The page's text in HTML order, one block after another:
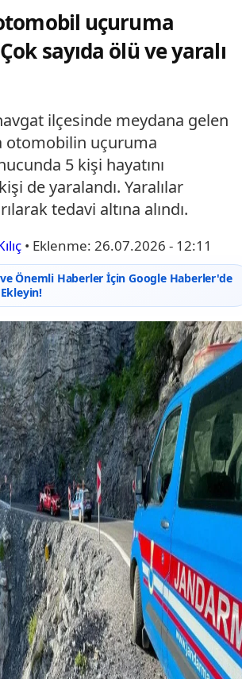
uçuruma
sayıda ölü ve yaralı
ilçesinde meydana gelen
otomobilin uçuruma
5 kişi hayatını
de yaralandı. Yaralılar
tedavi altına alındı.
• Eklenme: 26.07.2026 - 12:11
Önemli Haberler İçin Google Haberler'de